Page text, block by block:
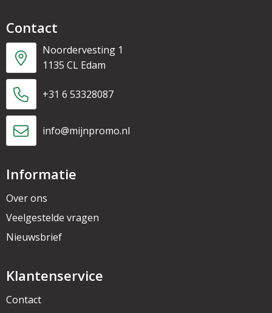
Contact
Noordervesting 1
1135 CL Edam
+31 6 53328087
info@mijnpromo.nl
Informatie
Over ons
Veelgestelde vragen
Nieuwsbrief
Klantenservice
Contact